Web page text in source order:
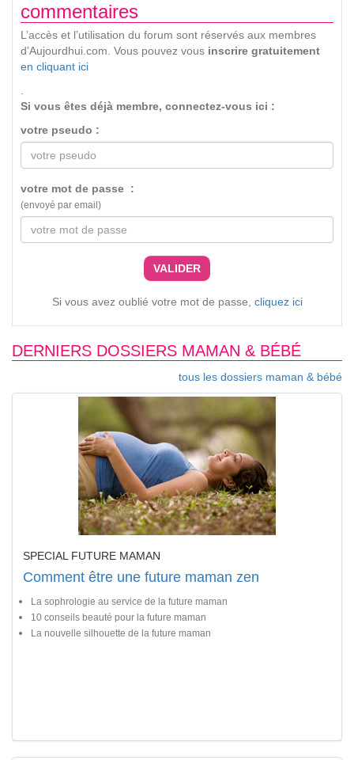
commentaires
L’accès et l’utilisation du forum sont réservés aux membres
d'Aujourdhui.com. Vous pouvez vous inscrire gratuitement
en cliquant ici
.
Si vous êtes déjà membre, connectez-vous ici :
votre pseudo :
votre mot de passe :
(envoyé par email)
VALIDER
Si vous avez oublié votre mot de passe, cliquez ici
DERNIERS DOSSIERS MAMAN & BÉBÉ
tous les dossiers maman & bébé
SPECIAL FUTURE MAMAN
Comment être une future maman zen
La sophrologie au service de la future maman
10 conseils beauté pour la future maman
La nouvelle silhouette de la future maman